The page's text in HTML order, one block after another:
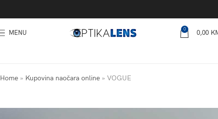
MENU 0 0,00
Home » Kupovina naočara online » VOGUE